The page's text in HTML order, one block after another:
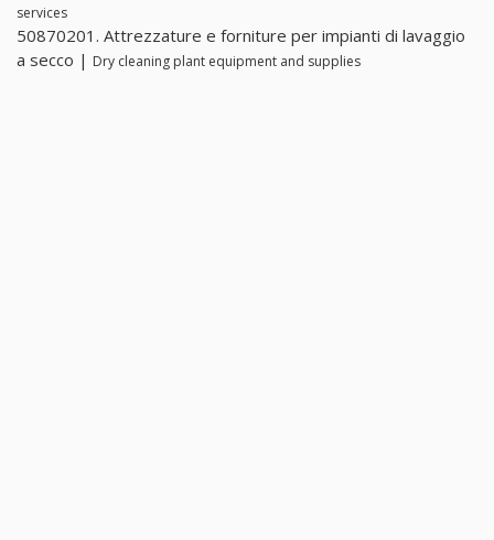
services
50870201. Attrezzature e forniture per impianti di lavaggio
a secco | Dry cleaning plant equipment and supplies